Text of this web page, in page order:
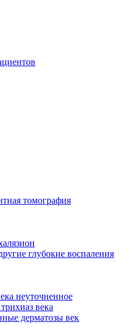
томография
глубокие воспаления
неуточненное
века
дерматозы век